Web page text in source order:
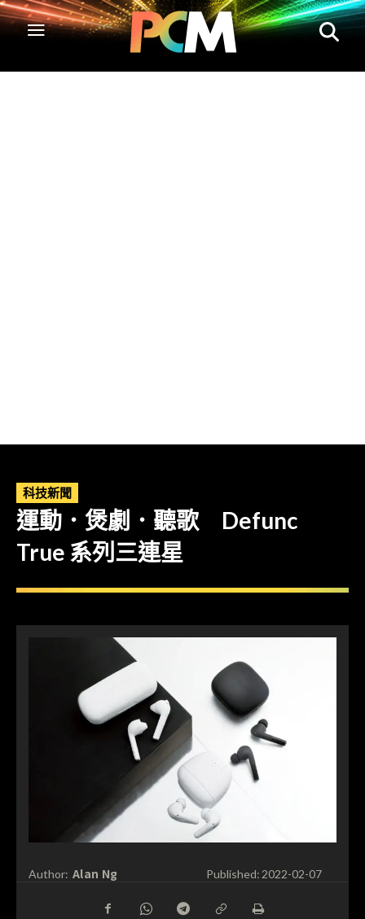
科技新聞
運動．煲劇．聽歌 Defunc
True 系列三連星
Author: Alan Ng Published:2022-02-07